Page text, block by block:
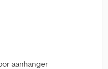
aanhanger